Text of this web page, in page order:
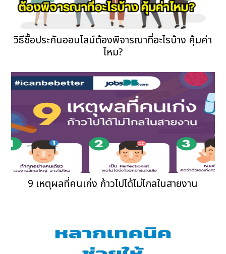
วิธีซื้อประกันออนไลน์ต้องพิจารณาที่อะไรบ้าง คุ้มค่า
ไหม?
9 เหตุผลที่คนเก่ง ก้าวไปได้ไม่ไกลในสายงาน